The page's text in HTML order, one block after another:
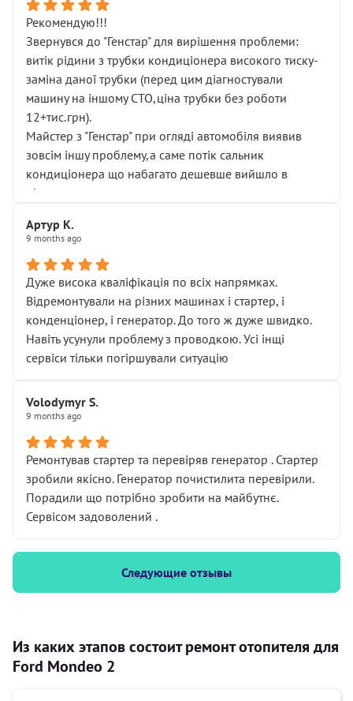
Рекомендую!!!
Звернувся до "Генстар" для вирішення проблеми:
витік рідини з трубки кондиціонера високого тиску-
заміна даної трубки (перед цим діагностували
машину на іншому СТО,ціна трубки без роботи
12+тис.грн).
Майстер з "Генстар" при огляді автомобіля виявив
зовсім іншу проблему,а саме потік сальник
кондиціонера що набагато дешевше вийшло в
підсумку.
Артур К.
9 months ago
Дуже висока кваліфікація по всіх напрямках.
Відремонтували на різних машинах і стартер, і
конденціонер, і генератор. До того ж дуже швидко.
Навіть усунули проблему з проводкою. Усі інщі
сервіси тільки погіршували ситуацію
Volodymyr S.
9 months ago
Ремонтував стартер та перевіряв генератор . Стартер
зробили якісно. Генератор почистилита перевірили.
Порадили що потрібно зробити на майбутнє.
Сервісом задоволений .
Следующие отзывы
Из каких этапов состоит ремонт отопителя для
Ford Mondeo 2